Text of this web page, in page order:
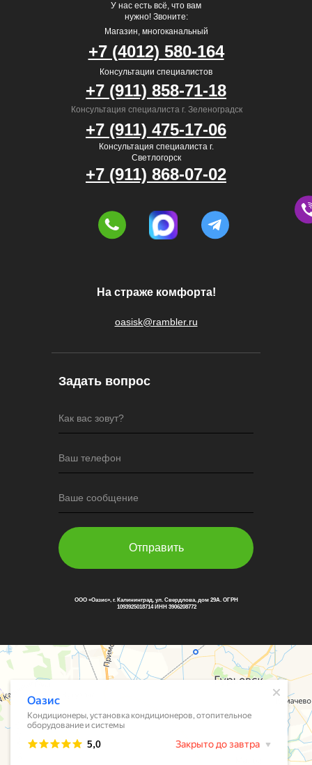
Как вас зовут?
Ваш телефон
Ваше сообщение
Отправить
oasisk@rambler.ru
У нас есть всё, что вам
нужно! Звоните:
На страже комфорта!
Магазин, многоканальный
Консультация специалиста г.
Светлогорск
Консультация специалиста г. Зеленоградск
Консультации специалистов
+7 (911) 858-71-18
+7 (911) 475-17-06
+7 (911) 868-07-02
+7 (4012) 580-164
Задать вопрос
ООО «Оазис», г. Калининград, ул. Свердлова, дом 29А. ОГРН
1093925018714 ИНН 3906208772